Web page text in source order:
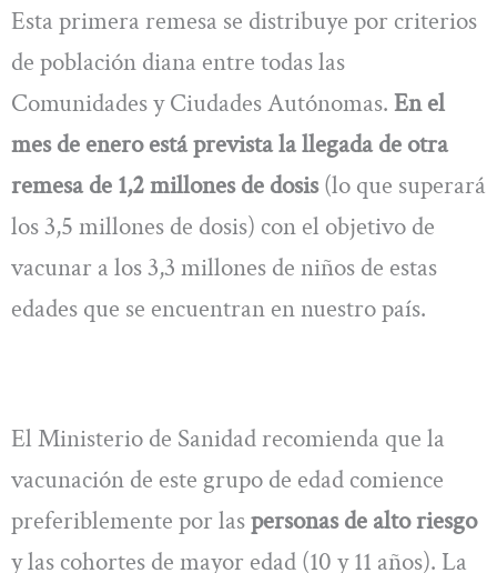
Esta primera remesa se distribuye por criterios
de población diana entre todas las
Comunidades y Ciudades Autónomas. En el
mes de enero está prevista la llegada de otra
remesa de 1,2 millones de dosis(lo que superará
los 3,5 millones de dosis) con el objetivo de
vacunar a los 3,3 millones de niños de estas
edades que se encuentran en nuestro país.
El Ministerio de Sanidad recomienda que la
vacunación de este grupo de edad comience
preferiblemente por laspersonas de alto riesgo
y las cohortes de mayor edad (10 y 11 años). La